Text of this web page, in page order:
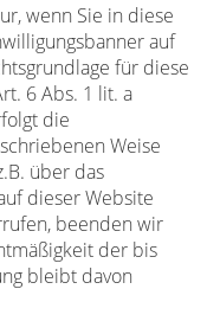
wenn Sie in diese
auf
für diese
6 Abs. 1 lit. a
die
Weise
über das
dieser Website
beenden wir
der bis
bleibt davon